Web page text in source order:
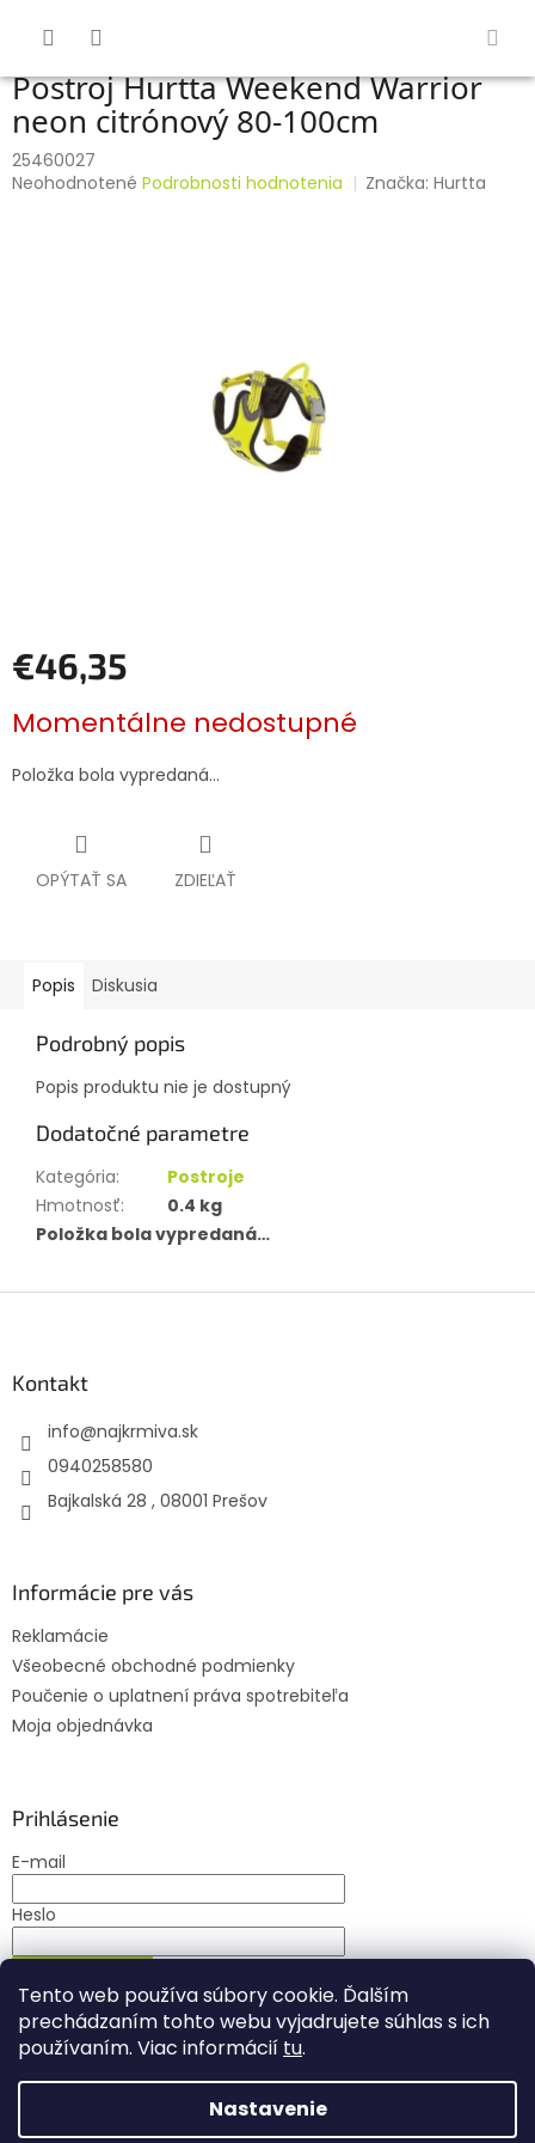
Tento web používa súbory cookie. Ďalším
prechádzaním tohto webu vyjadrujete súhlas s ich
používaním. Viac informácií tu.
Nastavenie
Postroj Hurtta Weekend Warrior
neon citrónový 80-100cm
25460027
Priemerné
Neohodnotené Podrobnosti hodnotenia Značka:Hurtta
€46,35
cena:
Momentálne nedostupné
Položka bola vypredaná…
OPÝTAŤ SA ZDIEĽAŤ
Popis Diskusia
Podrobný popis
Popis produktu nie je dostupný
Dodatočné parametre
Kategória:
Postroje
Hmotnosť:
0.4 kg
Položka bola vypredaná…
Kontakt
info@najkrmiva.sk
0940258580
Bajkalská 28 , 08001 Prešov
Informácie pre vás
Reklamácie
Všeobecné obchodné podmienky
Poučenie o uplatnení práva spotrebiteľa
Moja objednávka
Prihlásenie
E-mail
Heslo
Nová registrácia Zabudnuté heslo
Vytvoril Shoptet